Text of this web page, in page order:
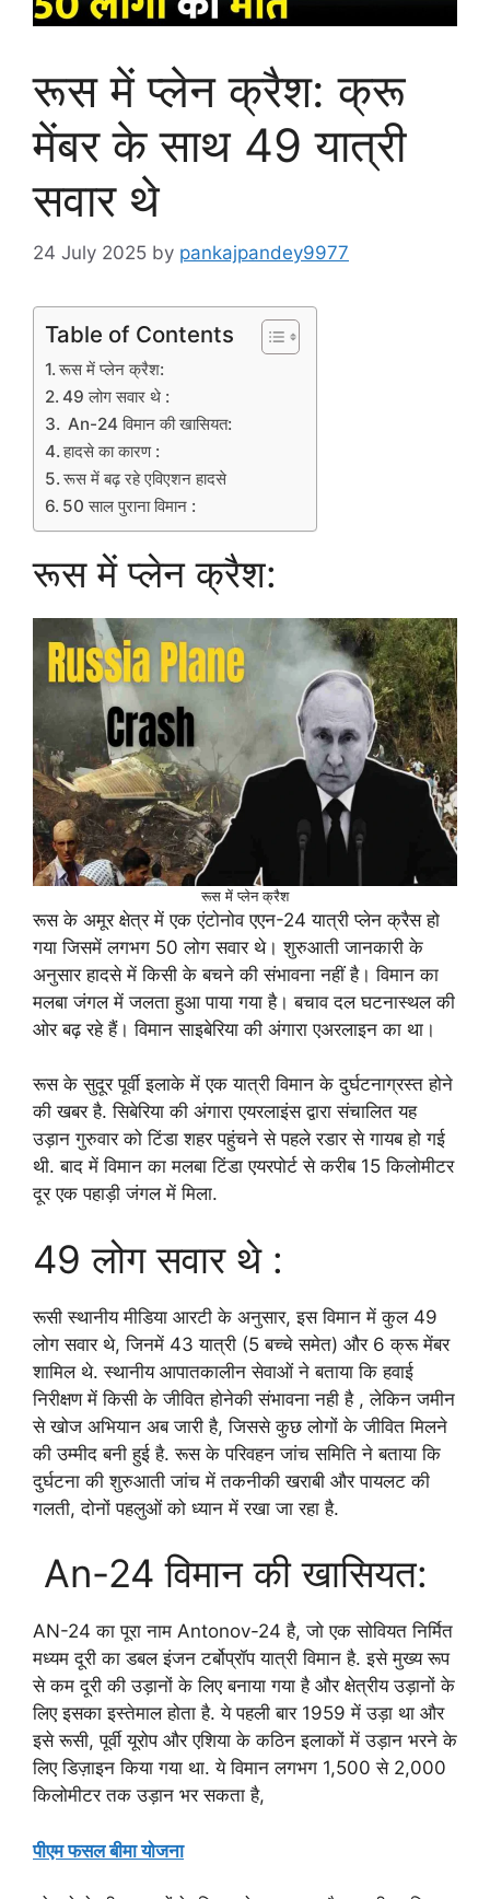
रूस में प्लेन क्रैश: क्रू
मेंबर के साथ 49 यात्री
सवार थे
24 July 2025 by pankajpandey9977
Table of Contents
रूस में प्लेन क्रैश:
49 लोग सवार थे :
An-24 विमान की खासियत:
हादसे का कारण :
रूस में बढ़ रहे एविएशन हादसे
50 साल पुराना विमान :
रूस में प्लेन क्रैश:
रूस में प्लेन क्रैश
रूस के अमूर क्षेत्र में एक एंटोनोव एएन-24 यात्री प्लेन क्रैस हो
गया जिसमें लगभग 50 लोग सवार थे। शुरुआती जानकारी के
अनुसार हादसे में किसी के बचने की संभावना नहीं है। विमान का
मलबा जंगल में जलता हुआ पाया गया है। बचाव दल घटनास्थल की
ओर बढ़ रहे हैं। विमान साइबेरिया की अंगारा एअरलाइन का था।
रूस के सुदूर पूर्वी इलाके में एक यात्री विमान के दुर्घटनाग्रस्त होने
की खबर है. सिबेरिया की अंगारा एयरलाइंस द्वारा संचालित यह
उड़ान गुरुवार को टिंडा शहर पहुंचने से पहले रडार से गायब हो गई
थी. बाद में विमान का मलबा टिंडा एयरपोर्ट से करीब 15 किलोमीटर
दूर एक पहाड़ी जंगल में मिला.
49 लोग सवार थे :
रूसी स्थानीय मीडिया आरटी के अनुसार, इस विमान में कुल 49
लोग सवार थे, जिनमें 43 यात्री (5 बच्चे समेत) और 6 क्रू मेंबर
शामिल थे. स्थानीय आपातकालीन सेवाओं ने बताया कि हवाई
निरीक्षण में किसी के जीवित होनेकी संभावना नही है , लेकिन जमीन
से खोज अभियान अब जारी है, जिससे कुछ लोगों के जीवित मिलने
की उम्मीद बनी हुई है. रूस के परिवहन जांच समिति ने बताया कि
दुर्घटना की शुरुआती जांच में तकनीकी खराबी और पायलट की
गलती, दोनों पहलुओं को ध्यान में रखा जा रहा है.
An-24 विमान की खासियत:
AN-24 का पूरा नाम Antonov-24 है, जो एक सोवियत निर्मित
मध्यम दूरी का डबल इंजन टर्बोप्रॉप यात्री विमान है. इसे मुख्य रूप
से कम दूरी की उड़ानों के लिए बनाया गया है और क्षेत्रीय उड़ानों के
लिए इसका इस्तेमाल होता है. ये पहली बार 1959 में उड़ा था और
इसे रूसी, पूर्वी यूरोप और एशिया के कठिन इलाकों में उड़ान भरने के
लिए डिज़ाइन किया गया था. ये विमान लगभग 1,500 से 2,000
किलोमीटर तक उड़ान भर सकता है,
पीएम फसल बीमा योजना